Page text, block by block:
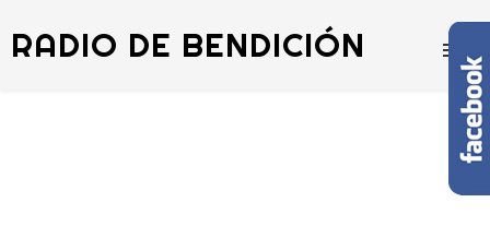
RADIO DE BENDICIÓN